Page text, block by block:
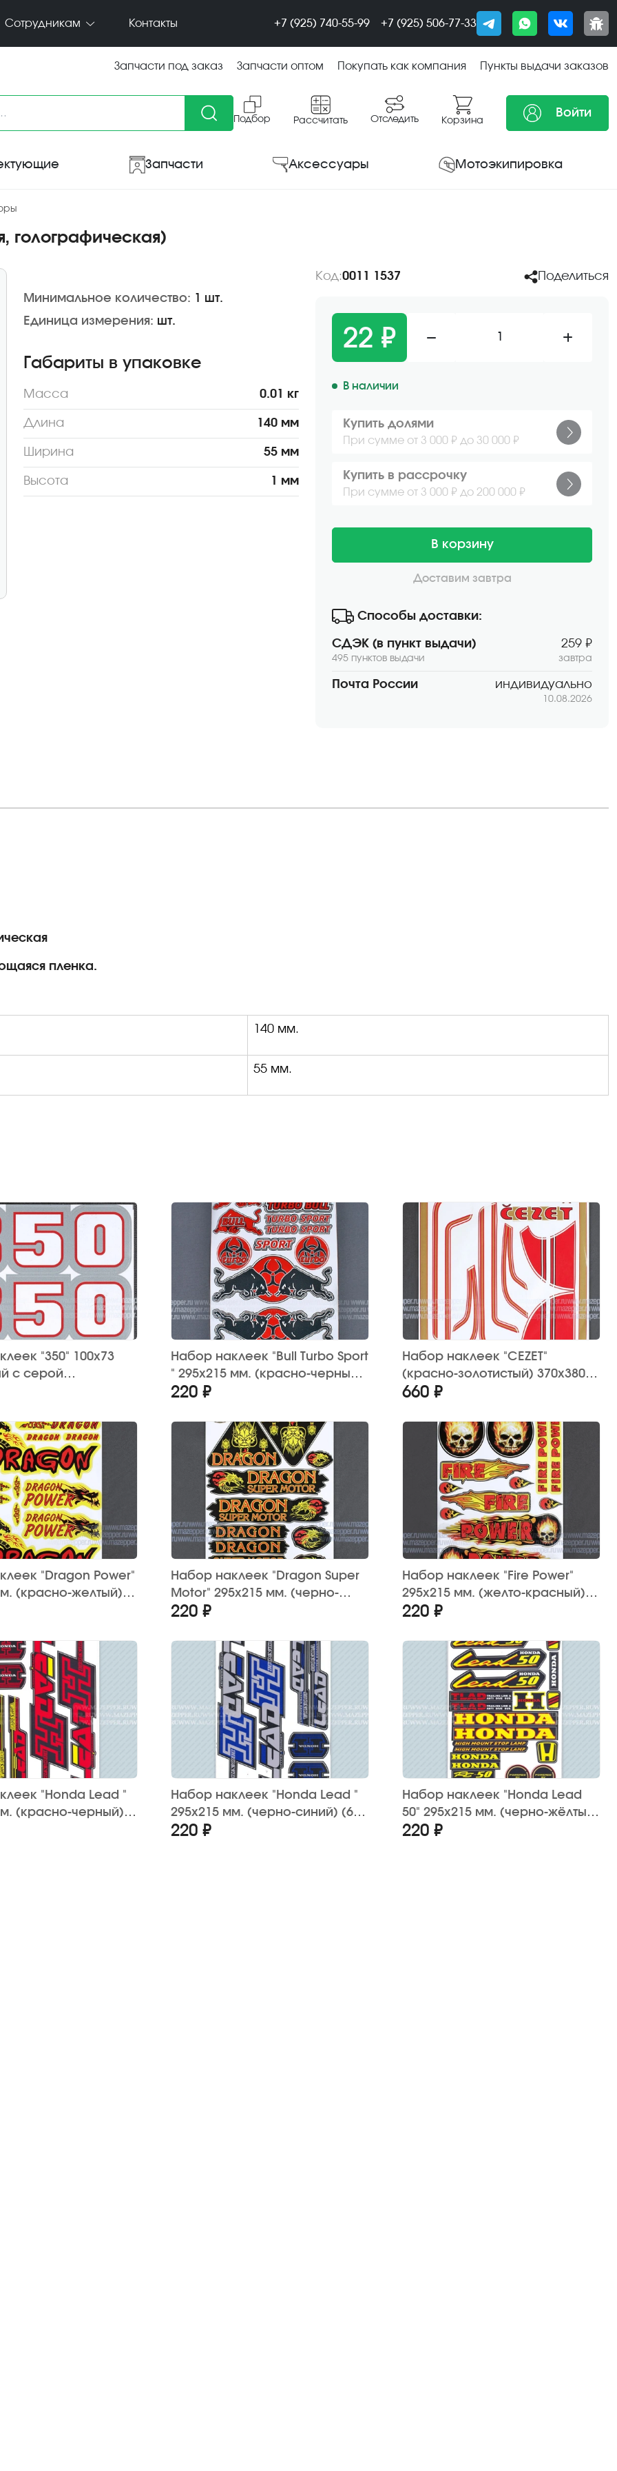
Сотрудникам Контакты +7 (925) 740-55-99 +7 (925) 506-77-33
Запчасти под заказ Запчасти оптом Покупать как компания Пункты выдачи заказов
Подбор Рассчитать Отследить Корзина
Войти
Запчасти Аксессуары Мотоэкипировка
голографическая)
Минимальное количество: 1 шт.
Единица измерения: шт.
Габариты в упаковке
Масса 0.01 кг
Длина 140 мм
Ширина 55 мм
Высота 1 мм
Код:0011 1537 Поделиться
22 ₽ 1
В наличии
Купить долями
При сумме от 3 000 ₽ до 30 000 ₽
Купить в рассрочку
При сумме от 3 000 ₽ до 200 000 ₽
В корзину
Доставим завтра
Способы доставки:
СДЭК (в пункт выдачи)
495 пунктов выдачи
259 ₽
завтра
Почта России индивидуально
10.08.2026
пленка.
140 мм.
55 мм.
"350" 100х73
с серой
2 шт.
Набор наклеек "Bull Turbo Sport
" 295х215 мм. (красно-черный)
15 шт.
220 ₽
Набор наклеек "CEZET"
(красно-золотистый) 370х380
мм. (10 шт.)
660 ₽
"Dragon Power"
(красно-желтый)
Набор наклеек "Dragon Super
Motor" 295х215 мм. (черно-
красный) 12 шт.
220 ₽
Набор наклеек "Fire Power"
295х215 мм. (желто-красный)
12 шт.
220 ₽
"Honda Lead "
(красно-черный)
Набор наклеек "Honda Lead "
295х215 мм. (черно-синий) (6
шт.)
220 ₽
Набор наклеек "Honda Lead
50" 295х215 мм. (черно-жёлтый)
(20 шт.)
220 ₽